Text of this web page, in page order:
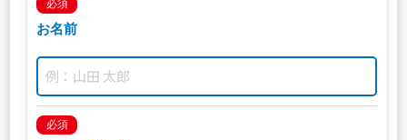
必須
お名前
必須